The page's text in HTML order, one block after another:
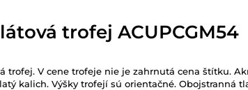
trofej ACUPCGM54
trofej. V cene trofeje nie je zahrnutá cena štítku.
kalich. Výšky trofejí sú orientačné. Obojstranná